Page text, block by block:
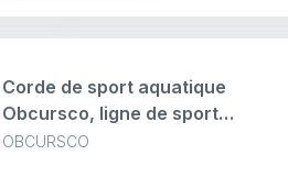
corde de remorquage, vert et
noir
OBCURSCO
Corde de sport aquatique
Obcursco, ligne de sport
aquatique avec poignée EVA.